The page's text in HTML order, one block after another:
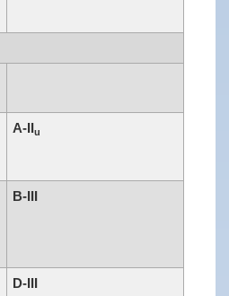
A-IIu
B-III
D-III